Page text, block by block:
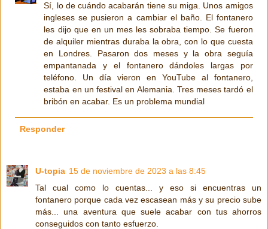
Sí, lo de cuándo acabarán tiene su miga. Unos amigos
ingleses se pusieron a cambiar el baño. El fontanero
les dijo que en un mes les sobraba tiempo. Se fueron
de alquiler mientras duraba la obra, con lo que cuesta
en Londres. Pasaron dos meses y la obra seguía
empantanada y el fontanero dándoles largas por
teléfono. Un día vieron en YouTube al fontanero,
estaba en un festival en Alemania. Tres meses tardó el
bribón en acabar. Es un problema mundial
Responder
U-topia 15 de noviembre de 2023 a las 8:45
Tal cual como lo cuentas... y eso si encuentras un
fontanero porque cada vez escasean más y su precio sube
más... una aventura que suele acabar con tus ahorros
conseguidos con tanto esfuerzo.